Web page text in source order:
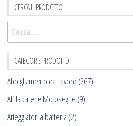
CERCA IL PRODOTTO
Ricerca
per:
CATEGORIE PRODOTTO
Abbigliamento da Lavoro (267)
Affila catene Motoseghe (9)
Arieggiatori a batteria (2)